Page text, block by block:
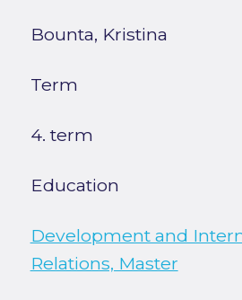
Bounta, Kristina
Term
4. term
Education
Development and
Relations, Master